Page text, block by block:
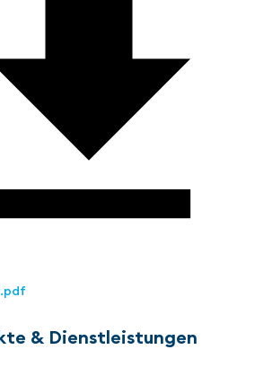
& Dienstleistungen